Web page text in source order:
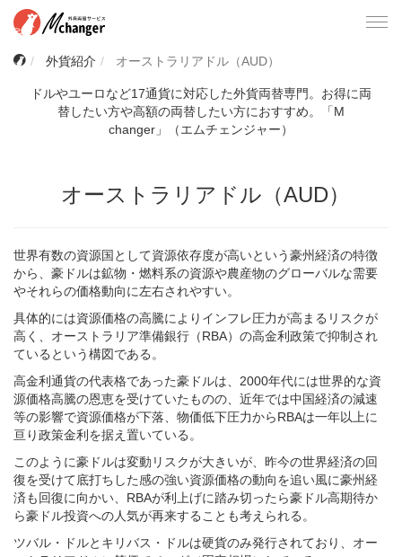
外貨紹介
オーストラリアドル（AUD）
ドルやユーロなど17通貨に対応した外貨両替専門。お得に両
替したい方や高額の両替したい方におすすめ。「M
changer」（エムチェンジャー）
オーストラリアドル（AUD）
世界有数の資源国として資源依存度が高いという豪州経済の特徴
から、豪ドルは鉱物・燃料系の資源や農産物のグローバルな需要
やそれらの価格動向に左右されやすい。
具体的には資源価格の高騰によりインフレ圧力が高まるリスクが
高く、オーストラリア準備銀行（RBA）の高金利政策で抑制され
ているという構図である。
高金利通貨の代表格であった豪ドルは、2000年代には世界的な資
源価格高騰の恩恵を受けていたものの、近年では中国経済の減速
等の影響で資源価格が下落、物価低下圧力からRBAは一年以上に
亘り政策金利を据え置いている。
このように豪ドルは変動リスクが大きいが、昨今の世界経済の回
復を受けて底打ちした感の強い資源価格の動向を追い風に豪州経
済も回復に向かい、RBAが利上げに踏み切ったら豪ドル高期待か
ら豪ドル投資への人気が再来することも考えられる。
ツバル・ドルとキリバス・ドルは硬貨のみ発行されており、オー